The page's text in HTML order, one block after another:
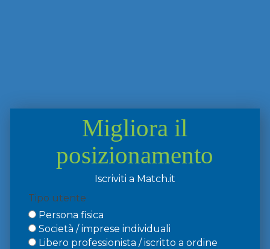
Migliora il
posizionamento
Iscriviti a Match.it
Tipo utente
Persona fisica
Società / imprese individuali
Libero professionista / iscritto a ordine